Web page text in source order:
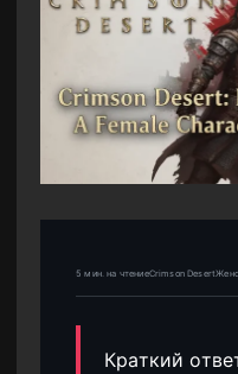
5 мин. на чтениеCrimson
Краткий